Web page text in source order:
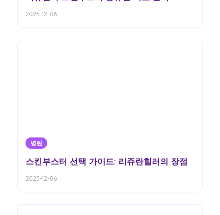
2025-12-06
병원
스킨부스터 선택 가이드: 리쥬란힐러의 장점
2025-12-06